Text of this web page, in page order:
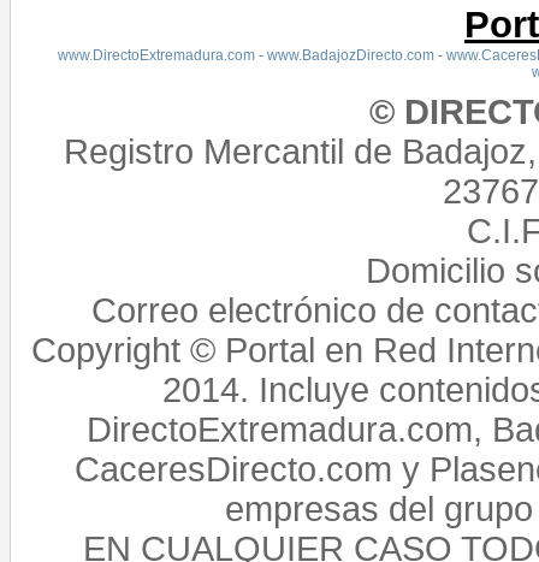
www.DirectoExtremadura.com- www.BadajozDirecto.com-
©
Registro Mercantil de
Domicilio
Correo electrónico de
Copyright © Portal en Red
2014. Incluye
DirectoExtremadura.com,
CaceresDirecto.com y
empresas del
EN CUALQUIER CASO